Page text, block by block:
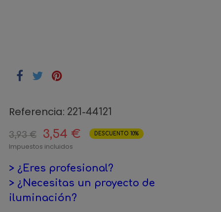
Referencia: 221-44121
3,93 € 3,54 € DESCUENTO 10%
Impuestos incluidos
> ¿Eres profesional?
> ¿Necesitas un proyecto de
iluminación?